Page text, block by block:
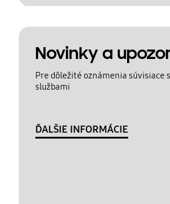
Novinky a
Pre dôležité oznámenia súvisiace
službami
ĎALŠIE INFORMÁCIE